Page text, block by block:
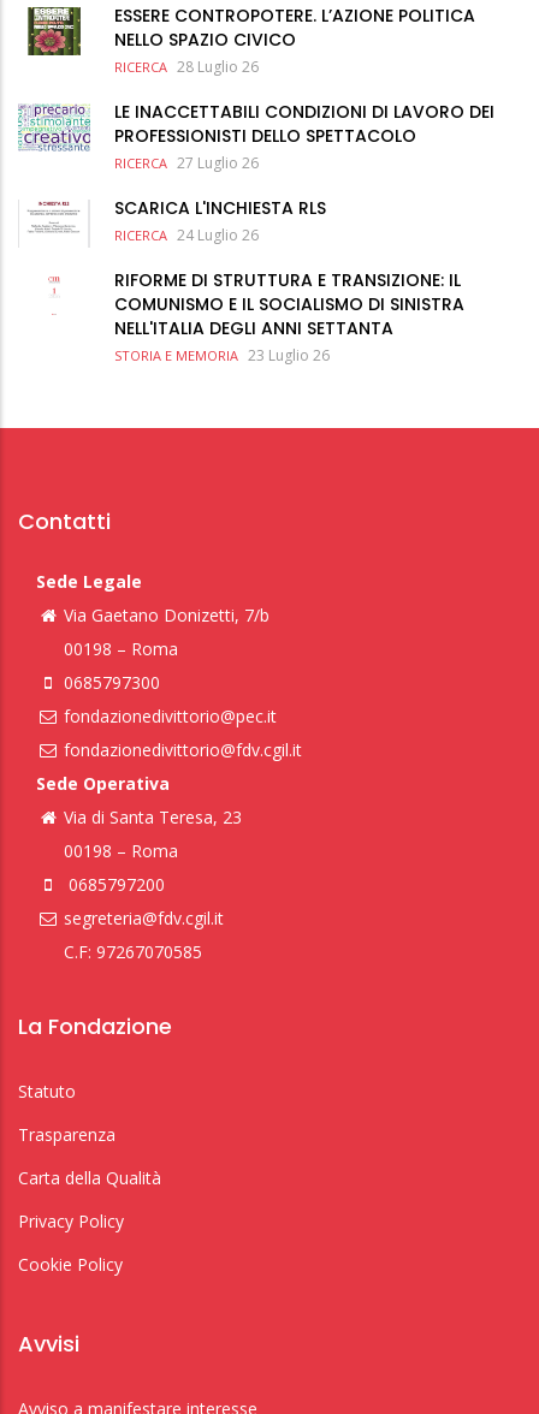
ESSERE CONTROPOTERE. L’AZIONE POLITICA
NELLO SPAZIO CIVICO
RICERCA 28 Luglio 26
LE INACCETTABILI CONDIZIONI DI LAVORO DEI
PROFESSIONISTI DELLO SPETTACOLO
RICERCA 27 Luglio 26
SCARICA L'INCHIESTA RLS
RICERCA 24 Luglio 26
RIFORME DI STRUTTURA E TRANSIZIONE: IL
COMUNISMO E IL SOCIALISMO DI SINISTRA
NELL'ITALIA DEGLI ANNI SETTANTA
STORIA E MEMORIA 23 Luglio 26
Contatti
Sede Legale
Via Gaetano Donizetti, 7/b
00198 – Roma
0685797300
fondazionedivittorio@pec.it
fondazionedivittorio@fdv.cgil.it
Sede Operativa
Via di Santa Teresa, 23
00198 – Roma
0685797200
segreteria@fdv.cgil.it
C.F: 97267070585
La Fondazione
Statuto
Trasparenza
Carta della Qualità
Privacy Policy
Cookie Policy
Avvisi
Avviso a manifestare interesse